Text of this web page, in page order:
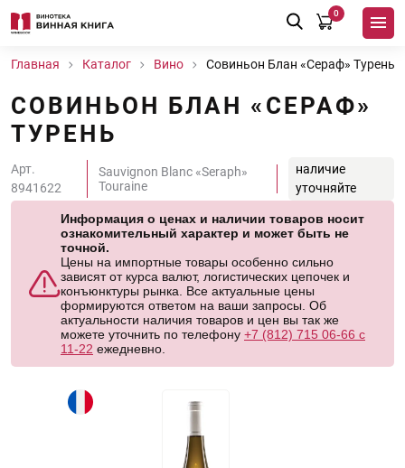
0
Главная Каталог Вино Совиньон Блан «Сераф» Турень
СОВИНЬОН БЛАН «СЕРАФ»
ТУРЕНЬ
Арт.
8941622
Sauvignon Blanc «Seraph»
Touraine
наличие
уточняйте
Информация о ценах и наличии товаров носит
ознакомительный характер и может быть не
точной.
Цены на импортные товары особенно сильно
зависят от курса валют, логистических цепочек и
конъюнктуры рынка. Все актуальные цены
формируются ответом на ваши запросы. Об
актуальности наличия товаров и цен вы так же
можете уточнить по телефону +7 (812) 715 06-66 с
11-22 ежедневно.